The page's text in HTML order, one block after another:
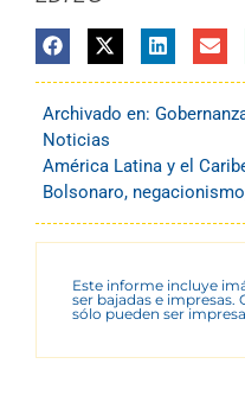
Archivado en:
Noticias
América Latina y el
Bolsonaro, negacionismo
Este informe incluye
ser bajadas e impresas.
sólo pueden ser